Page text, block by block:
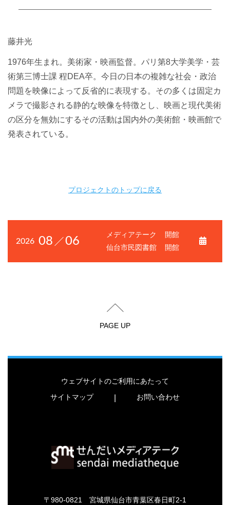
藤井光
1976年生まれ。美術家・映画監督。パリ第8大学美学・芸
術第三博士課 程DEA卒。今日の日本の複雑な社会・政治
問題を映像によって反省的に表現する。その多くは固定カ
メラで撮影される静的な映像を特徴とし、映画と現代美術
の区分を無効にするその活動は国内外の美術館・映画館で
発表されている。
プロジェクトのトップに戻る
2026 08 06
メディアテーク
開館
仙台市民図書館
開館
PAGE UP
ウェブサイトのご利用にあたって
サイトマップ
お問い合わせ
〒980-0821 宮城県仙台市青葉区春日町2-1